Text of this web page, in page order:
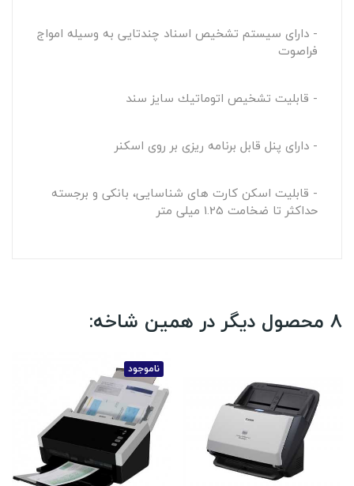
- دارای سیستم تشخیص اسناد چندتایی به وسیله امواج
فراصوت
- قابلیت تشخيص اتوماتيك سايز سند
- دارای پنل قابل برنامه ریزی بر روی اسکنر
- قابلیت اسکن کارت های شناسایی، بانکی و برجسته
حداکثر تا ضخامت 1.25 میلی متر
8 محصول دیگر در همین شاخه:
ناموجود